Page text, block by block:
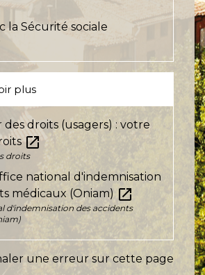
la Sécurité sociale
plus
des droits (usagers) : votre
open_in_new
droits
national d'indemnisation
médicaux (Oniam) open_in_new
d'indemnisation des accidents
une erreur sur cette page